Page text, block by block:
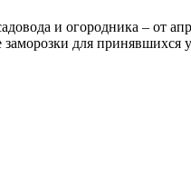
и огородника – от
для принявшихся